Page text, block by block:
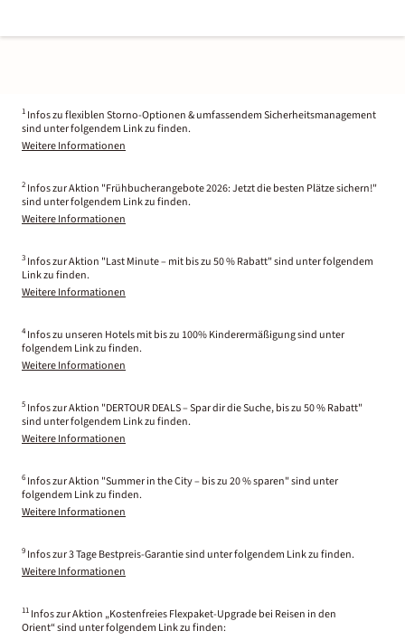
1 Infos zu flexiblen Storno-Optionen & umfassendem Sicherheitsmanagement
sind unter folgendem Link zu finden.
Weitere Informationen
2 Infos zur Aktion "Frühbucherangebote 2026: Jetzt die besten Plätze sichern!"
sind unter folgendem Link zu finden.
Weitere Informationen
3 Infos zur Aktion "Last Minute – mit bis zu 50 % Rabatt" sind unter folgendem
Link zu finden.
Weitere Informationen
4 Infos zu unseren Hotels mit bis zu 100% Kinderermäßigung sind unter
folgendem Link zu finden.
Weitere Informationen
5 Infos zur Aktion "DERTOUR DEALS – Spar dir die Suche, bis zu 50 % Rabatt"
sind unter folgendem Link zu finden.
Weitere Informationen
6 Infos zur Aktion "Summer in the City – bis zu 20 % sparen" sind unter
folgendem Link zu finden.
Weitere Informationen
9 Infos zur 3 Tage Bestpreis-Garantie sind unter folgendem Link zu finden.
Weitere Informationen
11 Infos zur Aktion „Kostenfreies Flexpaket-Upgrade bei Reisen in den
Orient“ sind unter folgendem Link zu finden: